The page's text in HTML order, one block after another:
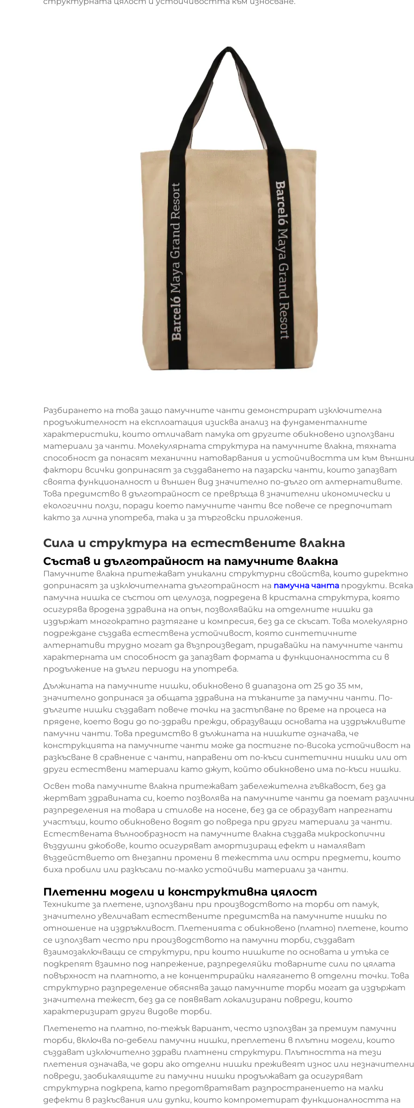
Разбирането на това защо памучните чанти демонстрират изключителна
продължителност на експлоатация изисква анализ на фундаменталните
характеристики, които отличават памука от другите обикновено използвани
материали за чанти. Молекулярната структура на памучните влакна, тяхната
способност да понасят механични натоварвания и устойчивостта им към външни
фактори всички допринасят за създаването на пазарски чанти, които запазват
своята функционалност и външен вид значително по-дълго от алтернативите.
Това предимство в дълготрайност се превръща в значителни икономически и
екологични ползи, поради което памучните чанти все повече се предпочитат
както за лична употреба, така и за търговски приложения.
Сила и структура на естествените влакна
Състав и дълготрайност на памучните влакна
Памучните влакна притежават уникални структурни свойства, които директно
допринасят за изключителната дълготрайност на памучна чанта продукти. Всяка
памучна нишка се състои от целулоза, подредена в кристална структура, която
осигурява вродена здравина на опън, позволявайки на отделните нишки да
издържат многократно разтягане и компресия, без да се скъсат. Това молекулярно
подреждане създава естествена устойчивост, която синтетичните
алтернативи трудно могат да възпроизведат, придавайки на памучните чанти
характерната им способност да запазват формата и функционалността си в
продължение на дълги периоди на употреба.
Дължината на памучните нишки, обикновено в диапазона от 25 до 35 мм,
значително допринася за общата здравина на тъканите за памучни чанти. По-
дългите нишки създават повече точки на застъпване по време на процеса на
прядене, което води до по-здрави прежди, образуващи основата на издръжливите
памучни чанти. Това предимство в дължината на нишките означава, че
конструкцията на памучните чанти може да постигне по-висока устойчивост на
разкъсване в сравнение с чанти, направени от по-къси синтетични нишки или от
други естествени материали като джут, който обикновено има по-къси нишки.
Освен това памучните влакна притежават забележителна гъвкавост, без да
жертват здравината си, което позволява на памучните чанти да поемат различни
разпределения на товара и стилове на носене, без да се образуват напрегнати
участъци, които обикновено водят до повреда при други материали за чанти.
Естествената вълнообразност на памучните влакна създава микроскопични
въздушни джобове, които осигуряват амортизиращ ефект и намаляват
въздействието от внезапни промени в тежестта или остри предмети, които
биха пробили или разкъсали по-малко устойчиви материали за чанти.
Плетенни модели и конструктивна цялост
Техниките за плетене, използвани при производството на торби от памук,
значително увеличават естествените предимства на памучните нишки по
отношение на издръжливост. Плетенията с обикновено (платно) плетене, които
се използват често при производството на памучни торби, създават
взаимозаключващи се структури, при които нишките по основата и утъка се
подкрепят взаимно под напрежение, разпределяйки товарните сили по цялата
повърхност на платното, а не концентрирайки налягането в отделни точки. Това
структурно разпределение обяснява защо памучните торби могат да издържат
значителна тежест, без да се появяват локализирани повреди, които
характеризират други видове торби.
Плетенето на платно, по-тежък вариант, често използван за премиум памучни
торби, включва по-дебели памучни нишки, преплетени в плътни модели, които
създават изключително здрави платнени структури. Плътността на тези
плетения означава, че дори ако отделни нишки преживеят износ или незначителни
повреди, заобикалящите ги памучни нишки продължават да осигуряват
структурна подкрепа, като предотвратяват разпространението на малки
дефекти в разкъсвания или дупки, които компрометират функционалността на